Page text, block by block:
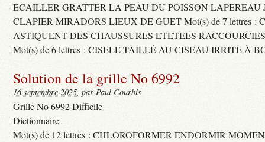
ECAILLER GRATTER LA PEAU DU POISSON LAPEREAU
CLAPIER MIRADORS LIEUX DE GUET Mot(s) de 7 lettres :
ASTIQUENT DES CHAUSSURES ETETEES
Mot(s) de 6 lettres : CISELE TAILLÉ AU CISEAU IRRITE À
Solution de la grille No 6992
16 septembre 2025, par Paul Courbis
Grille No 6992 Difficile
Dictionnaire
Mot(s) de 12 lettres : CHLOROFORMER ENDORMIR